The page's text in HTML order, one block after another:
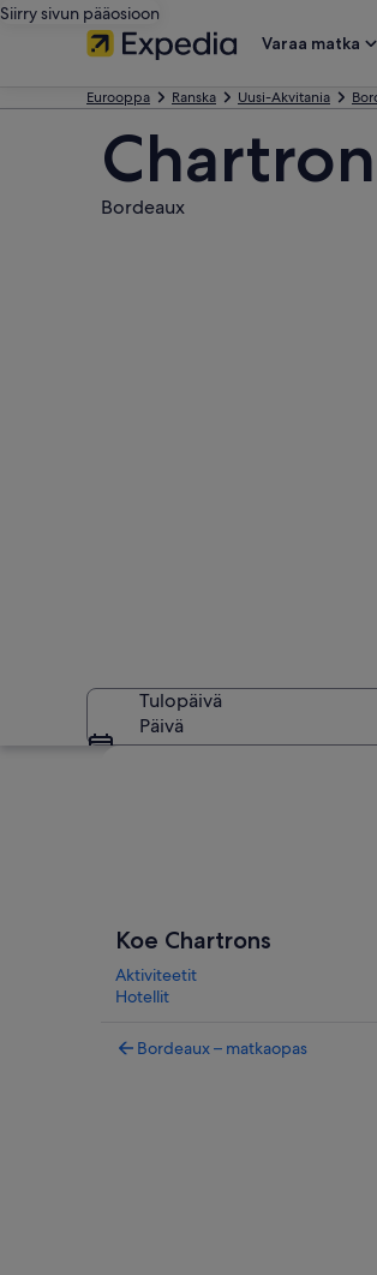
Siirry sivun pääosioon
Varaa matka
Eurooppa Ranska Uusi-Akvitania
Bordeaux
Tulopäivä
Päivä
Koe Chartrons
Aktiviteetit
Hotellit
Bordeaux – matkaopas